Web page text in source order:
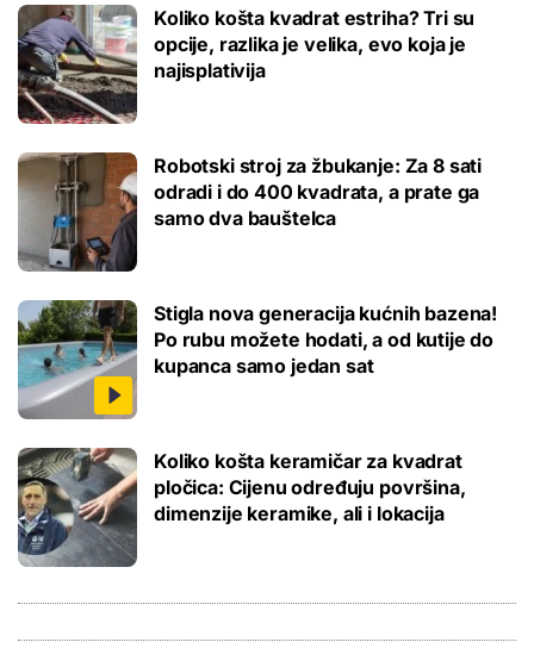
Koliko košta kvadrat estriha? Tri su
opcije, razlika je velika, evo koja je
najisplativija
Robotski stroj za žbukanje: Za 8 sati
odradi i do 400 kvadrata, a prate ga
samo dva bauštelca
Stigla nova generacija kućnih bazena!
Po rubu možete hodati, a od kutije do
kupanca samo jedan sat
Koliko košta keramičar za kvadrat
pločica: Cijenu određuju površina,
dimenzije keramike, ali i lokacija